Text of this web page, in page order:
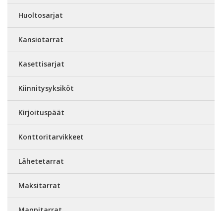
Huoltosarjat
Kansiotarrat
Kasettisarjat
Kiinnitysyksiköt
Kirjoituspäät
Konttoritarvikkeet
Lähetetarrat
Maksitarrat